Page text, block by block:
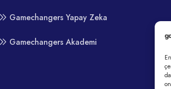
Gamechangers Yapay Zeka
Gamechangers Akademi